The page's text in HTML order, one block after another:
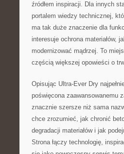
źródłem inspiracji. Dla innych
portalem wiedzy technicznej,
ma tak duże znaczenie dla
interesuje ochrona materiałów,
modernizować mądrzej. To
częścią większej opowieści o
Opisując Ultra-Ever Dry
poświęcona zaawansowanemu
znacznie szersze niż sama
chce zrozumieć, jak chronić
degradacji materiałów i jak
Strona łączy technologię,